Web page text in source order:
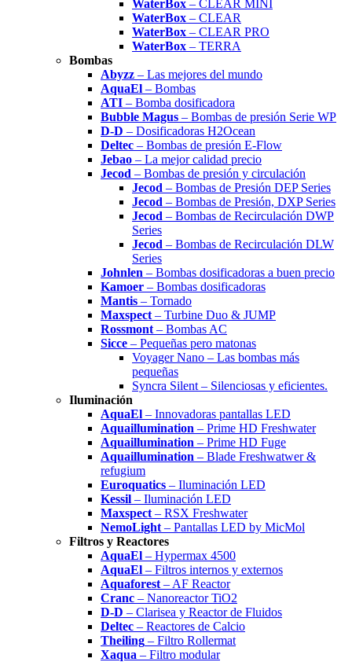
WaterBox – CLEAR MINI
WaterBox – CLEAR
WaterBox – CLEAR PRO
WaterBox – TERRA
Bombas
Abyzz – Las mejores del mundo
AquaEl – Bombas
ATI – Bomba dosificadora
Bubble Magus – Bombas de presión Serie WP
D-D – Dosificadoras H2Ocean
Deltec – Bombas de presión E-Flow
Jebao – La mejor calidad precio
Jecod – Bombas de presión y circulación
Jecod – Bombas de Presión DEP Series
Jecod – Bombas de Presión, DXP Series
Jecod – Bombas de Recirculación DWP
Series
Jecod – Bombas de Recirculación DLW
Series
Johnlen – Bombas dosificadoras a buen precio
Kamoer – Bombas dosificadoras
Mantis – Tornado
Maxspect – Turbine Duo & JUMP
Rossmont – Bombas AC
Sicce – Pequeñas pero matonas
Voyager Nano – Las bombas más
pequeñas
Syncra Silent – Silenciosas y eficientes.
Iluminación
AquaEl – Innovadoras pantallas LED
Aquaillumination – Prime HD Freshwater
Aquaillumination – Prime HD Fuge
Aquaillumination – Blade Freshwatwer &
refugium
Euroquatics – Iluminación LED
Kessil – Iluminación LED
Maxspect – RSX Freshwater
NemoLight – Pantallas LED by MicMol
Filtros y Reactores
AquaEl – Hypermax 4500
AquaEl – Filtros internos y externos
Aquaforest – AF Reactor
Cranc – Nanoreactor TiO2
D-D – Clarisea y Reactor de Fluidos
Deltec – Reactores de Calcio
Theiling – Filtro Rollermat
Xaqua – Filtro modular